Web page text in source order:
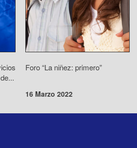
Foro “La niñez: primero”
16 Marzo 2022